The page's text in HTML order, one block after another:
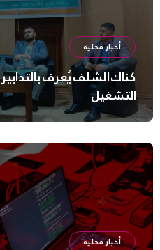
أخبار محلية
كناك الشلف يُعرف
التشغيل
أخبار محلية